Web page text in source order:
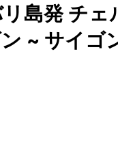
島発 チ
~ サイゴ